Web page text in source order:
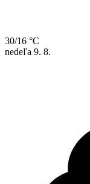
30/16 °C
nedeľa 9. 8.